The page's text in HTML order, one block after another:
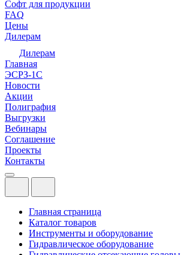
Софт для продукции
FAQ
Цены
Дилерам
Дилерам
Главная
ЭСРЗ-1С
Новости
Акции
Полиграфия
Выгрузки
Вебинары
Соглашение
Проекты
Контакты
Главная страница
Каталог товаров
Инструменты и оборудование
Гидравлическое оборудование